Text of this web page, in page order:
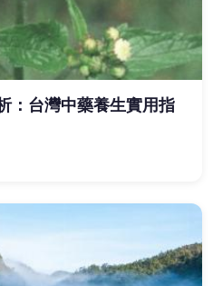
：台灣中藥養生實用指